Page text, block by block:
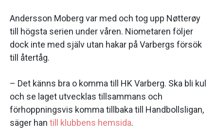
Andersson Moberg var med och tog upp Nøtterøy
till högsta serien under våren. Niometaren följer
dock inte med själv utan hakar på Varbergs försök
till återtåg.
– Det känns bra o komma till HK Varberg. Ska bli kul
och se laget utvecklas tillsammans och
förhoppningsvis komma tillbaka till Handbollsligan,
säger han till klubbens hemsida.